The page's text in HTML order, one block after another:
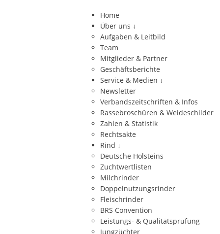
Home
Über uns ↓
Aufgaben & Leitbild
Team
Mitglieder & Partner
Geschäftsberichte
Service & Medien ↓
Newsletter
Verbandszeitschriften & Infos
Rassebroschüren & Weideschilder
Zahlen & Statistik
Rechtsakte
Rind ↓
Deutsche Holsteins
Zuchtwertlisten
Milchrinder
Doppelnutzungsrinder
Fleischrinder
BRS Convention
Leistungs- & Qualitätsprüfung
Jungzüchter